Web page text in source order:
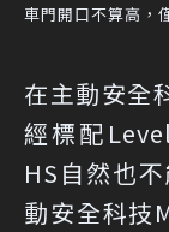
車門開口不算高，
在主動安全
經標配
HS自然也
動安全科技